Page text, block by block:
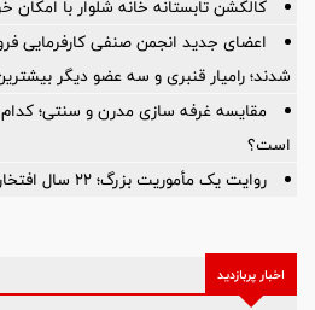
کالکشن تابستانه خانه شلوار با
اعضای جدید انجمن صنفی کارفرمایی
شدند؛ رامیار قنبری و سه عضو دیگر
مقایسه غرفه سازی مدرن و سنتی؛ کدام
است؟
روایت یک مأموریت بزرگ؛ ۲۲ سال افتخار، ۲۲ سال توسعه
اخبار پربازدید